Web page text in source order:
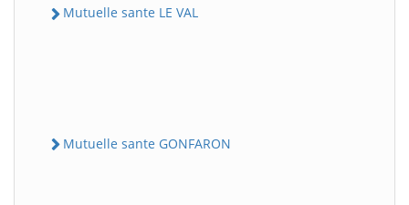
Mutuelle sante LE VAL
Mutuelle sante GONFARON